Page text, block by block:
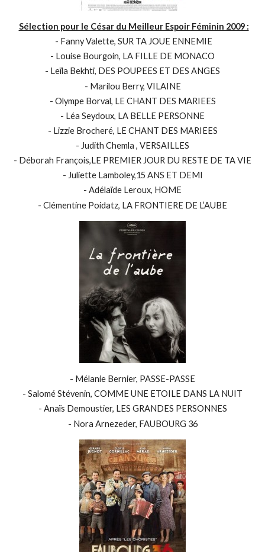
Sélection pour le César du Meilleur Espoir Féminin 2009 :
- Fanny Valette, SUR TA JOUE ENNEMIE
- Louise Bourgoin, LA FILLE DE MONACO
- Leïla Bekhti, DES POUPEES ET DES ANGES
- Marilou Berry, VILAINE
- Olympe Borval, LE CHANT DES MARIEES
- Léa Seydoux, LA BELLE PERSONNE
- Lizzie Brocheré, LE CHANT DES MARIEES
- Judith Chemla , VERSAILLES
- Déborah François,LE PREMIER JOUR DU RESTE DE TA VIE
- Juliette Lamboley,15 ANS ET DEMI
- Adélaïde Leroux, HOME
- Clémentine Poidatz, LA FRONTIERE DE L’AUBE
- Mélanie Bernier, PASSE-PASSE
- Salomé Stévenin, COMME UNE ETOILE DANS LA NUIT
- Anaïs Demoustier, LES GRANDES PERSONNES
- Nora Arnezeder, FAUBOURG 36